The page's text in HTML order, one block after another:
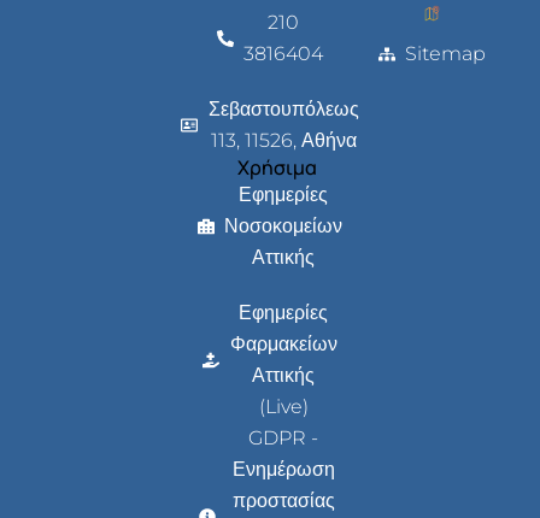
210
3816404
Σεβαστουπόλεως
113, 11526, Αθήνα
Χρήσιμα
Εφημερίες
Νοσοκομείων
Αττικής
Εφημερίες
Φαρμακείων
Αττικής
(Live)
GDPR -
Ενημέρωση
προστασίας
Sitemap